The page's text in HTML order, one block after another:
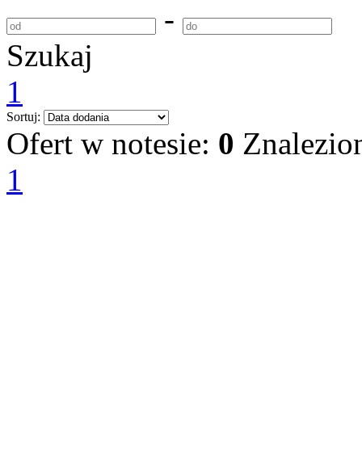
-
Szukaj
1
Sortuj:
Ofert w notesie: 0
1